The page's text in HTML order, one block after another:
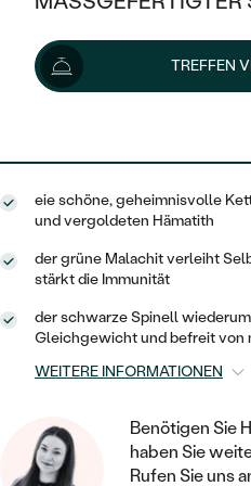
KLASSISCH
V-FORM
VINTAGE
VON HAND
MIT MEHREREN
HALO
VINTAGE
GESTALTE EINEN RING
DIAMANTEN ZUM
AUSVERKAUF
WENN SCHMUCK
NACH TYP
OHRRINGE
RINGE
ANHÄNGER /
ARMBÄNDER
SCHMUCKSET
HERRENSCHMUCK
PLATIN
OHRSTECKER
MINIMALISTISCHE
OHRHÄNGER
HERZ
GOLD
SILBER
NACH STYL
SOLITÄR
ZUR GEBURT EINES
PERSONALISIERT
MIT STERNZEICHEN
MINIMALISTISCH
AUSVERKAUF
GOLD
SILBER
PLATIN
NACH STYL
MEMOIRE
MINIMALISTISCHE
TREFFEN
112 €
eie schöne, geheimnisvolle
und vergoldeten Hämatith
der grüne Malachit verleiht
stärkt die Immunität
der schwarze Spinell
Gleichgewicht und befreit von
WEITERE INFORMATIONEN
Benötigen Sie
haben Sie
Rufen Sie uns